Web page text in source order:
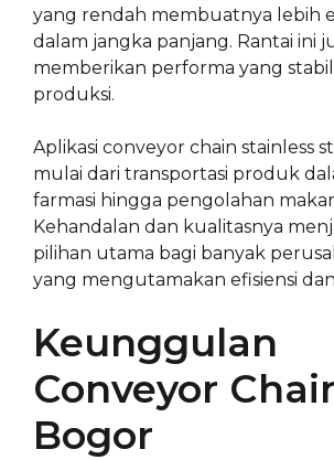
yang rendah membuatnya lebih
dalam jangka panjang. Rantai ini
memberikan performa yang
produksi.
Aplikasi conveyor chain stainless
mulai dari transportasi produk
farmasi hingga pengolahan
Kehandalan dan kualitasnya
pilihan utama bagi banyak
yang mengutamakan efisiensi
Keunggulan
Conveyor
Bogor